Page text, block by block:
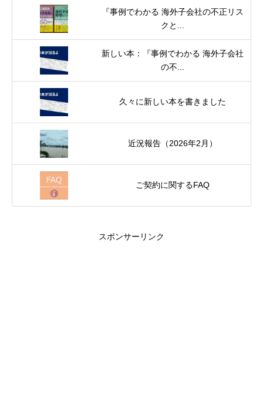
『事例でわかる 海外子会社の不正リス
クと...
新しい本：『事例でわかる 海外子会社
の不...
久々に新しい本を書きました
近況報告（2026年2月）
ご契約に関するFAQ
スポンサーリンク